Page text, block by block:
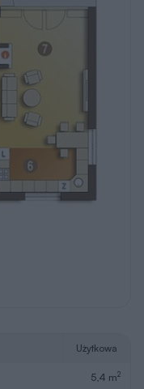
Użytkowa
5,4 m2